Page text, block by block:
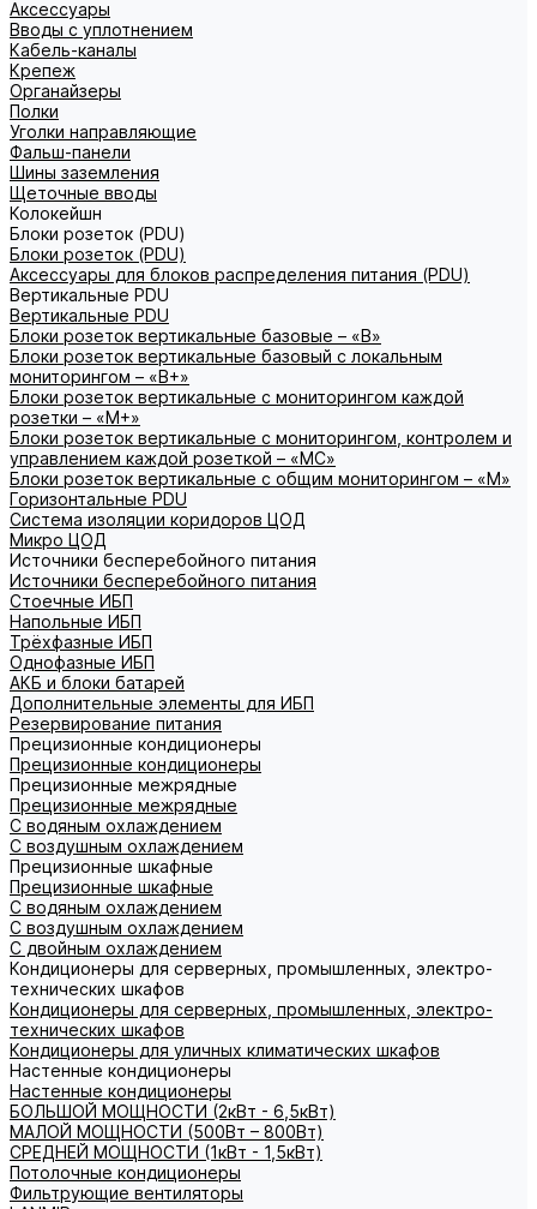
Аксессуары
Вводы с уплотнением
Кабель-каналы
Крепеж
Органайзеры
Полки
Уголки направляющие
Фальш-панели
Шины заземления
Щеточные вводы
Колокейшн
Блоки розеток (PDU)
Блоки розеток (PDU)
Аксессуары для блоков распределения питания (PDU)
Вертикальные PDU
Вертикальные PDU
Блоки розеток вертикальные базовые – «В»
Блоки розеток вертикальные базовый с локальным
мониторингом – «В+»
Блоки розеток вертикальные с мониторингом каждой
розетки – «М+»
Блоки розеток вертикальные с мониторингом, контролем и
управлением каждой розеткой – «МС»
Блоки розеток вертикальные с общим мониторингом – «М»
Горизонтальные PDU
Система изоляции коридоров ЦОД
Микро ЦОД
Источники бесперебойного питания
Источники бесперебойного питания
Стоечные ИБП
Напольные ИБП
Трёхфазные ИБП
Однофазные ИБП
АКБ и блоки батарей
Дополнительные элементы для ИБП
Резервирование питания
Прецизионные кондиционеры
Прецизионные кондиционеры
Прецизионные межрядные
Прецизионные межрядные
С водяным охлаждением
С воздушным охлаждением
Прецизионные шкафные
Прецизионные шкафные
С водяным охлаждением
С воздушным охлаждением
С двойным охлаждением
Кондиционеры для серверных, промышленных, электро-
технических шкафов
Кондиционеры для серверных, промышленных, электро-
технических шкафов
Кондиционеры для уличных климатических шкафов
Настенные кондиционеры
Настенные кондиционеры
БОЛЬШОЙ МОЩНОСТИ (2кВт - 6,5кВт)
МАЛОЙ МОЩНОСТИ (500Вт – 800Вт)
СРЕДНЕЙ МОЩНОСТИ (1кВт - 1,5кВт)
Потолочные кондиционеры
Фильтрующие вентиляторы